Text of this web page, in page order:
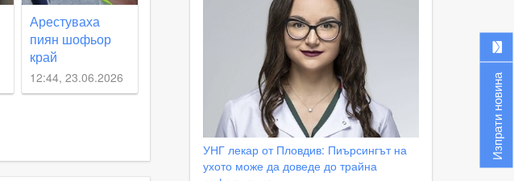
Арестуваха
пиян шофьор
край
Съединение,
иззеха колата
12:44, 23.06.2026
УНГ лекар от Пловдив: Пиърсингът на
ухото може да доведе до трайна
Изпрати новина